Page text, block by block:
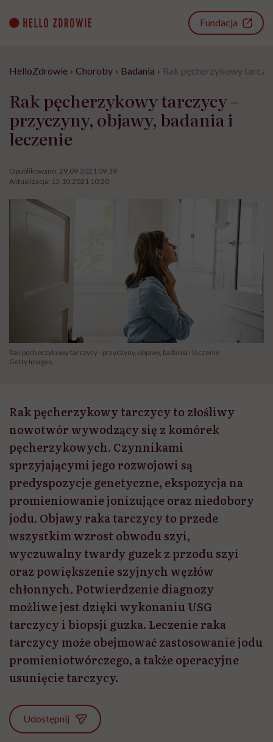
content
Fundacja
HelloZdrowie › Choroby › Badania › Rak pęcherzykowy
Rak pęcherzykowy tarczycy –
przyczyny, objawy, badania i
leczenie
Opublikowano: 29.09.2021 09:19
Aktualizacja: 13.10.2021 10:20
Rak pęcherzykowy tarczycy - przyczyny, objawy, badania i leczenie
Getty Images
Rak pęcherzykowy tarczycy to złośliwy
nowotwór wywodzący się z komórek
pęcherzykowych. Czynnikami
sprzyjającymi jego rozwojowi są
predyspozycje genetyczne, ekspozycja na
promieniowanie jonizujące oraz niedobory
jodu. Objawy raka tarczycy to przede
wszystkim wzrost obwodu szyi,
wyczuwalny twardy guzek z przodu szyi
oraz powiększenie szyjnych węzłów
chłonnych. Potwierdzenie diagnozy
możliwe jest dzięki wykonaniu USG
tarczycy i biopsji guzka. Leczenie raka
tarczycy może obejmować zastosowanie jodu
promieniotwórczego, a także operacyjne
usunięcie tarczycy.
Udostępnij